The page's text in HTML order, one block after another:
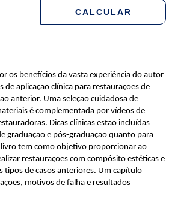
CALCULAR
os benefícios da vasta experiência do autor
de aplicação clínica para restaurações de
anterior. Uma seleção cuidadosa de
é complementada por vídeos de
Dicas clínicas estão incluídas
graduação e pós-graduação quanto para
livro tem como objetivo proporcionar ao
restaurações com compósito estéticas e
tipos de casos anteriores. Um capítulo
motivos de falha e resultados